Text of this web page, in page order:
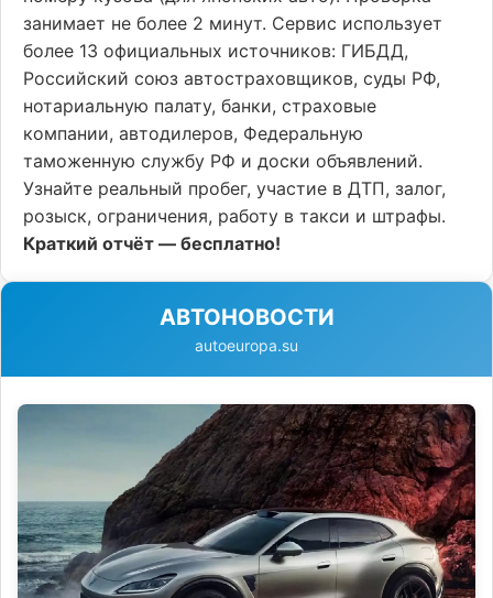
занимает не более 2 минут. Сервис использует
более 13 официальных источников: ГИБДД,
Российский союз автостраховщиков, суды РФ,
нотариальную палату, банки, страховые
компании, автодилеров, Федеральную
таможенную службу РФ и доски объявлений.
Узнайте реальный пробег, участие в ДТП, залог,
розыск, ограничения, работу в такси и штрафы.
Краткий отчёт — бесплатно!
АВТОНОВОСТИ
autoeuropa.su